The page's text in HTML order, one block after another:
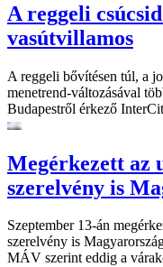
A reggeli
vasútvillamos
A reggeli bővítésen túl, a
menetrend-változásával
Budapestről érkező
Megérkezett az
szerelvény is
Szeptember 13-án
szerelvény is
MÁV szerint eddig a